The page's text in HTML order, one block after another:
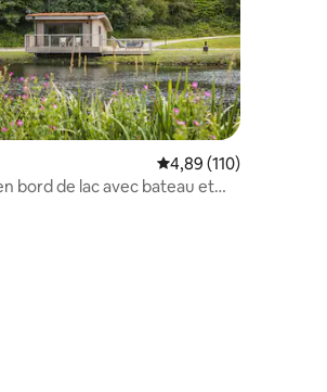
base de 103 commentaires : 4,94 sur 5
Évaluation moyenne
4,89 (110)
bord de lac avec bateau et